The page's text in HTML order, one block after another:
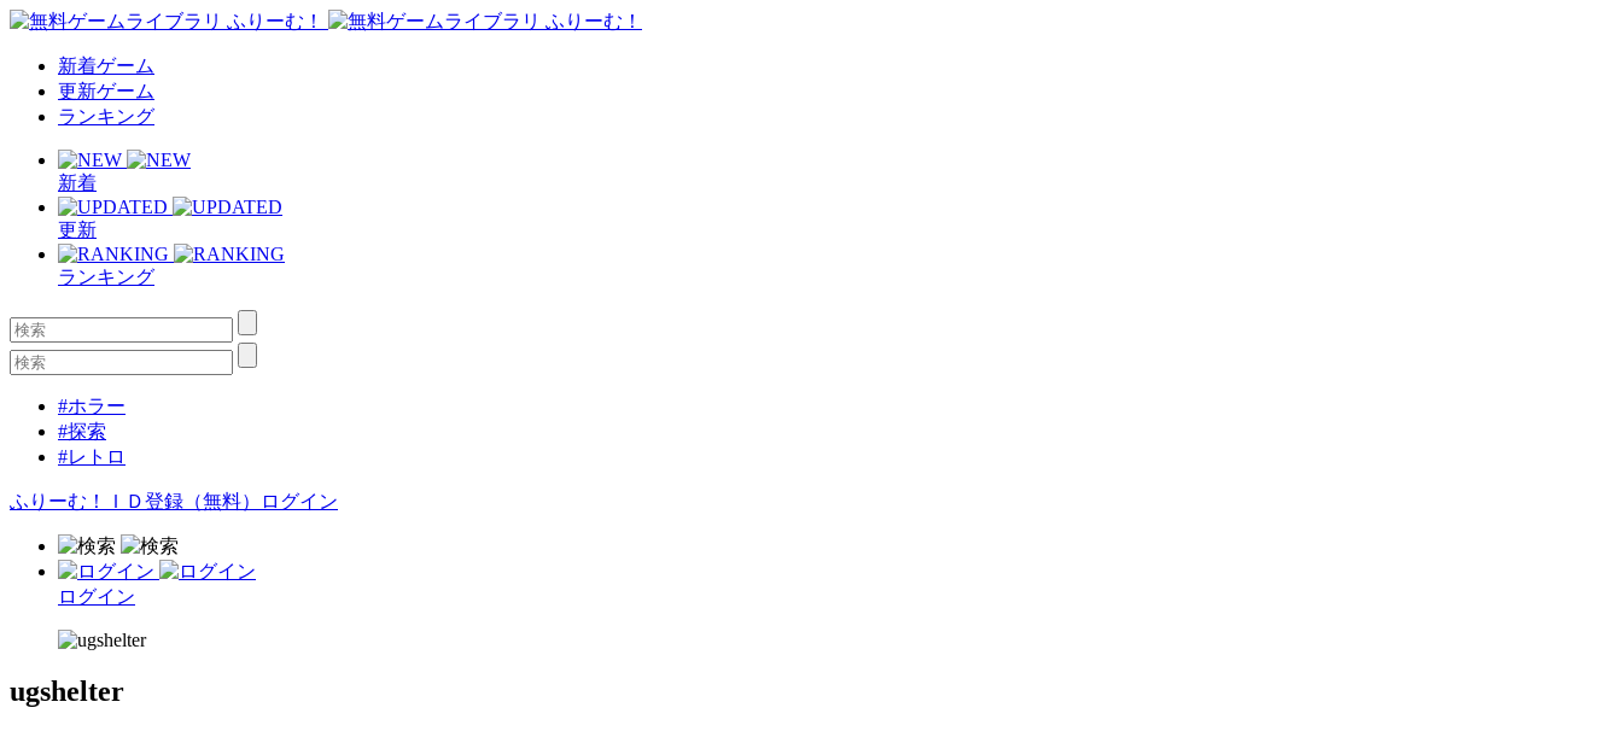
新着ゲーム
更新ゲーム
ランキング
新着
更新
ランキング
#ホラー
#探索
#レトロ
ふりーむ！ＩＤ登録（無料） ログイン
ログイン
ugshelter